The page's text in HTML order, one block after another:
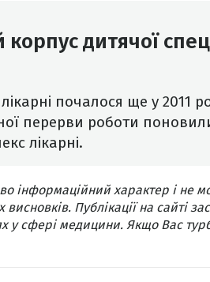
дитячої
почалося ще у 2011
перерви роботи
лікарні.
інформаційний характер і не
Публікації на сайті
у сфері медицини. Якщо Вас